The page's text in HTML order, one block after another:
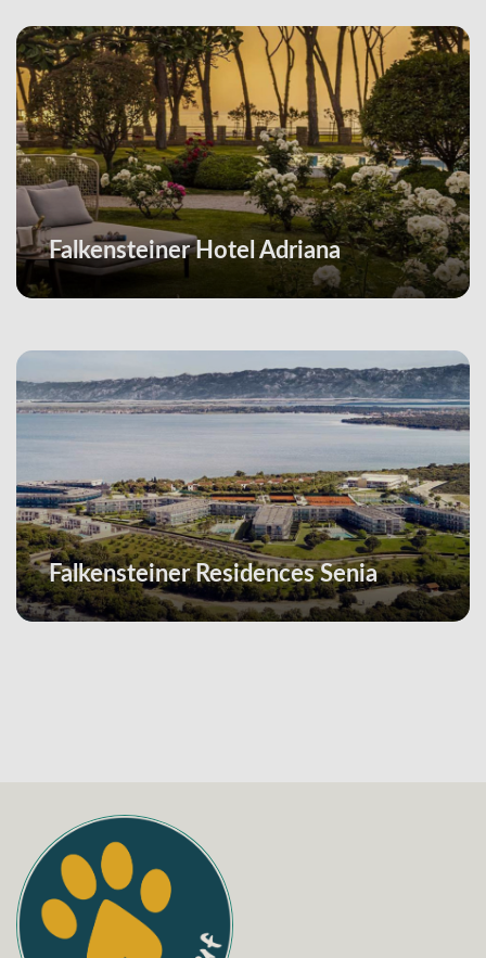
Falkensteiner Hotel Adriana
Falkensteiner Residences Senia